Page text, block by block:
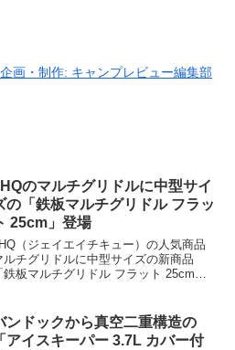
企画・制作: キャンプレビュー編集部
のマルチグリドルに中型サイ
の「鉄板マルチグリドル フラッ
25cm」登場
（ジェイエイチキュー）の人気商品
ルチグリドルに中型サイズの新商品
鉄板マルチグリドル フラット 25cm」
型サイズのマルチグリドルです。詳細
レビューします。
ンドックから真空二重構造の
「アイスキーパー 3.7L カバー付